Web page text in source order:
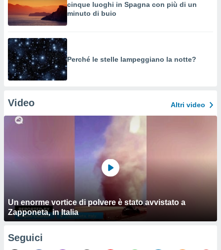
cinque luoghi in Spagna con più di un
minuto di buio
Perché le stelle lampeggiano la notte?
Video Altri video
Un enorme vortice di polvere è stato avvistato a
Zapponeta, in Italia
Seguici